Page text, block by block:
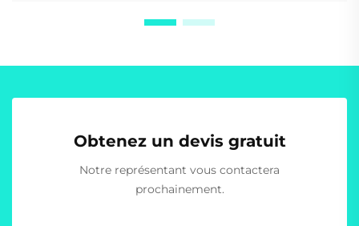
Obtenez un devis gratuit
Notre représentant vous contactera
prochainement.